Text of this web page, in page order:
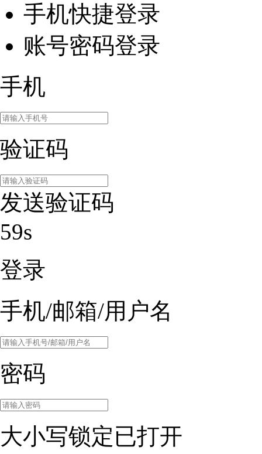
手机快捷登录
账号密码登录
手机
验证码
发送验证码
59s
登录
手机/邮箱/用户名
密码
大小写锁定已打开